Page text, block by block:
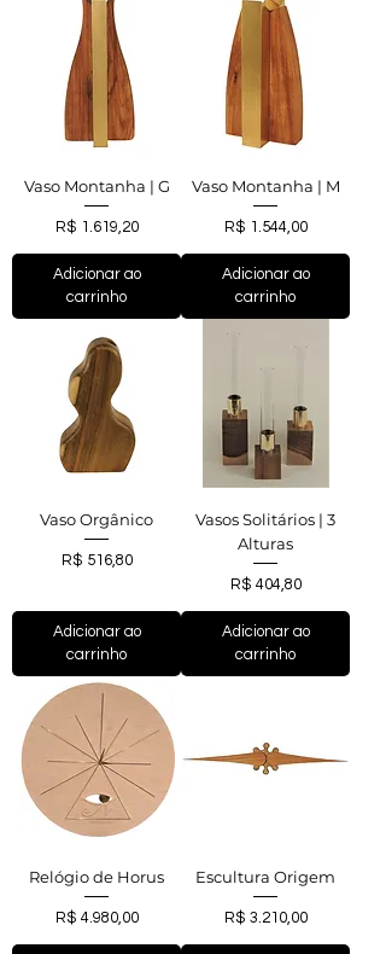
Vaso Montanha | G
Preço
R$ 1.619,20
Adicionar ao
carrinho
Vaso Montanha | M
Preço
R$ 1.544,00
Adicionar ao
carrinho
Vaso Orgânico
Preço
R$ 516,80
Adicionar ao
carrinho
Vasos Solitários | 3
Alturas
Preço
R$ 404,80
Adicionar ao
carrinho
Relógio de Horus
Preço
R$ 4.980,00
Escultura Origem
Preço
R$ 3.210,00